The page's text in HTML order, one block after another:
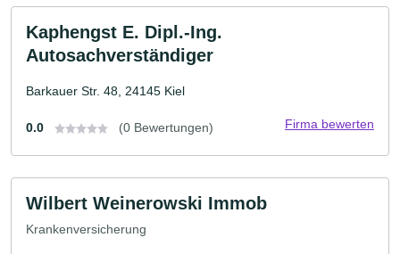
Kaphengst E. Dipl.-Ing.
Autosachverständiger
Barkauer Str. 48, 24145 Kiel
0.0 (0 Bewertungen) Firma bewerten
Wilbert Weinerowski Immob
Krankenversicherung